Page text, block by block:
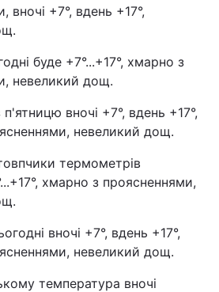
вночі +7°, вдень +17°,
буде +7°...+17°, хмарно з
невеликий дощ.
вночі +7°, вдень +17°,
невеликий дощ.
термометрів
хмарно з проясненнями,
вночі +7°, вдень +17°,
невеликий дощ.
температура вночі